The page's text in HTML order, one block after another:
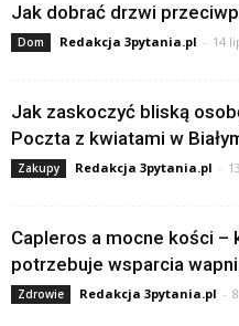
Jak dobrać drzwi
Dom Redakcja 3pytania.pl - 14
Jak zaskoczyć bliską
Poczta z kwiatami w
Zakupy Redakcja 3pytania.pl -
Capleros a mocne kości –
potrzebuje wsparcia
Zdrowie Redakcja 3pytania.pl -